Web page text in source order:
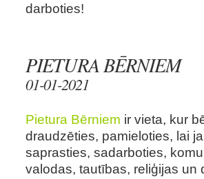
darboties!
PIETURA BĒRNIEM
01-01-2021
Pietura Bērniem ir vieta, kur
draudzēties, pamieloties, lai
saprasties, sadarboties,
valodas, tautības, reliģijas un